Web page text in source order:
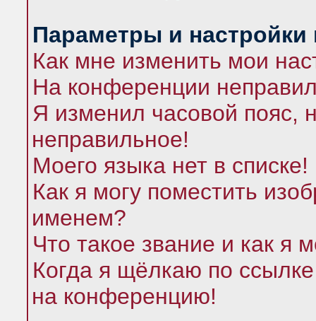
Параметры и настройки
Как мне изменить мои
На конференции
Я изменил часовой пояс,
неправильное!
Моего языка нет в списке!
Как я могу поместить
именем?
Что такое звание и как я
Когда я щёлкаю по
на конференцию!